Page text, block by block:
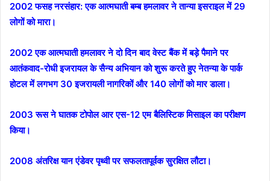
2002 फसह नरसंहार: एक आत्मघाती बम्ब हमलावर ने तान्या इसराइल में 29
लोगों को मारा।
2002 एक आत्मघाती हमलावर ने दो दिन बाद वेस्ट बैंक में बड़े पैमाने पर
आतंकवाद-रोधी इजरायल के सैन्य अभियान को शुरू करते हुए नेतन्या के पार्क
होटल में लगभग 30 इजरायली नागरिकों और 140 लोगों को मार डाला।
2003 रूस ने घातक टोपोल आर एस-12 एम बैलिस्टिक मिसाइल का परीक्षण
किया।
2008 अंतरिक्ष यान एंडेवर पृथ्वी पर सफलतापूर्वक सुरक्षित लौटा।